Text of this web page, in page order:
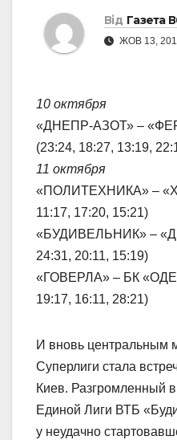
Від Газета
ЖОВ 13,
10 октября
«ДНЕПР-АЗОТ» –
(23:24, 18:27, 13:19,
11 октября
«ПОЛИТЕХНИКА» –
11:17, 17:20, 15:21)
«БУДИВЕЛЬНИК» –
24:31, 20:11, 15:19)
«ГОВЕРЛА» – БК
19:17, 16:11, 28:21)
И вновь центральным
Суперлиги стала
Киев. Разгромленный
Единой Лиги ВТБ
у неудачно